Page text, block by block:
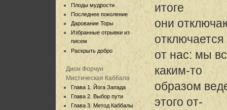
Плоды мудрости
Последнее поколение
Дарование Торы
Избранные отрывки из
писем
Раскрыть добро
Дион Форчун
Мистическая Каббала
Глава 1. Йога Запада
Глава 2. Выбор пути
Глава 3. Метод Каббалы
итоге
они
отключается
от нас: мы
каким-то
образом
этого от-